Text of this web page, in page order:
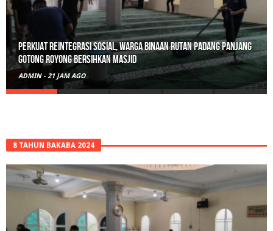
Polisi Sita 82 Paket Ganja Siap Edar di Tanah Datar
ADMIN - 2 HARI AGO
8 TAHUN BAKABA 2024